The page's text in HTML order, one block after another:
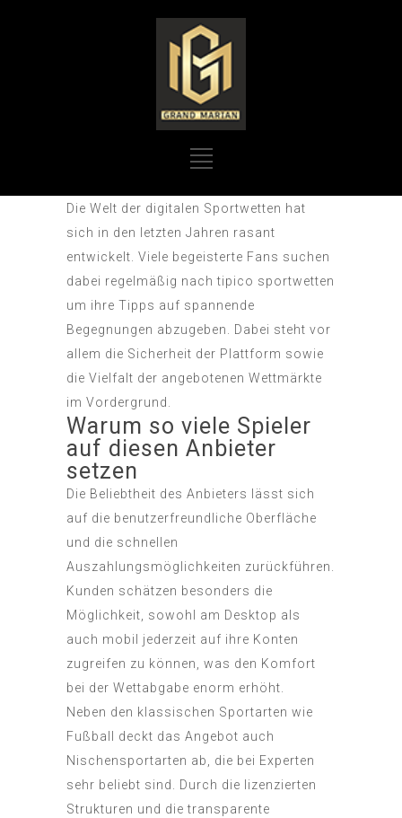
Die Welt der digitalen Sportwetten hat
sich in den letzten Jahren rasant
entwickelt. Viele begeisterte Fans suchen
dabei regelmäßig nachtipico sportwetten
um ihre Tipps auf spannende
Begegnungen abzugeben. Dabei steht vor
allem die Sicherheit der Plattform sowie
die Vielfalt der angebotenen Wettmärkte
im Vordergrund.
Warum so viele Spieler
auf diesen Anbieter
setzen
Die Beliebtheit des Anbieters lässt sich
auf die benutzerfreundliche Oberfläche
und die schnellen
Auszahlungsmöglichkeiten zurückführen.
Kunden schätzen besonders die
Möglichkeit, sowohl am Desktop als
auch mobil jederzeit auf ihre Konten
zugreifen zu können, was den Komfort
bei der Wettabgabe enorm erhöht.
Neben den klassischen Sportarten wie
Fußball deckt das Angebot auch
Nischensportarten ab, die bei Experten
sehr beliebt sind. Durch die lizenzierten
Strukturen und die transparente